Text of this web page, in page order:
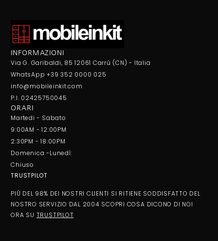
INFORMAZIONI
Via G. Garibaldi, 85 12061 Carrù (CN) - Italia
WhatsApp +39 352 0000 025
info@mobileinkit.com
P.I. 02425750045
ORARI
Martedi - Sabato
9:00AM - 12:00PM
2:30PM - 18:00PM
Domenica -Lunedì:
Chiuso
TRUSTPILOT
PIÙ DEL 98% DEI NOSTRI CLIENTI SI RITIENE SODDISFATTO DEL
NOSTRO SERVIZIO DAL 2004 SCOPRI COSA DICONO DI NOI
ORA SU TRUSTPILOT